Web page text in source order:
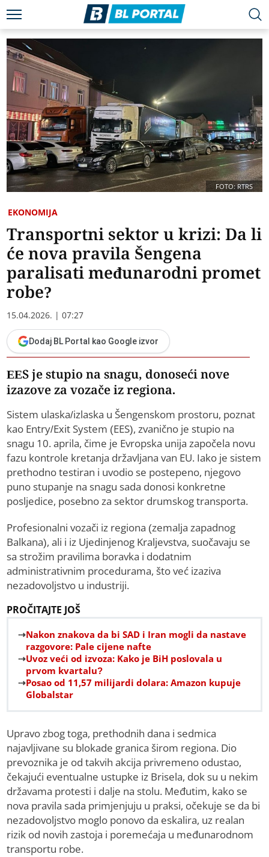
FOTO: RTRS
EKONOMIJA
Transportni sektor u krizi: Da li
će nova pravila Šengena
paralisati međunarodni promet
robe?
15.04.2026. | 07:27
Dodaj BL Portal kao Google izvor
EES je stupio na snagu, donoseći nove
izazove za vozače iz regiona.
Sistem ulaska/izlaska u Šengenskom prostoru, poznat
kao Entry/Exit System (EES), zvanično je stupio na
snagu 10. aprila, čime je Evropska unija započela novu
fazu kontrole kretanja državljana van EU. Iako je sistem
prethodno testiran i uvodio se postepeno, njegovo
puno stupanje na snagu sada donosi konkretne
posljedice, posebno za sektor drumskog transporta.
Profesionalni vozači iz regiona (zemalja zapadnog
Balkana), ali i iz Ujedinjenog Kraljevstva, suočavaju se
sa strožim pravilima boravka i dodatnim
administrativnim procedurama, što već izaziva
nezadovoljstvo u industriji.
PROČITAJTE JOŠ
Nakon znakova da bi SAD i Iran mogli da nastave
razgovore: Pale cijene nafte
Uvoz veći od izvoza: Kako je BiH poslovala u
prvom kvartalu?
Posao od 11,57 milijardi dolara: Amazon kupuje
Globalstar
Upravo zbog toga, prethodnih dana i sedmica
najavljivane su blokade granica širom regiona. Dio
prevoznika je od takvih akcija privremeno odustao,
čekajući eventualne ustupke iz Brisela, dok su u nekim
državama protesti i dalje na stolu. Međutim, kako se
nova pravila sada primjenjuju u praksi, očekuje se da bi
nezadovoljstvo moglo ponovo da eskalira, uz realan
rizik od novih zastoja i poremećaja u međunarodnom
transportu robe.